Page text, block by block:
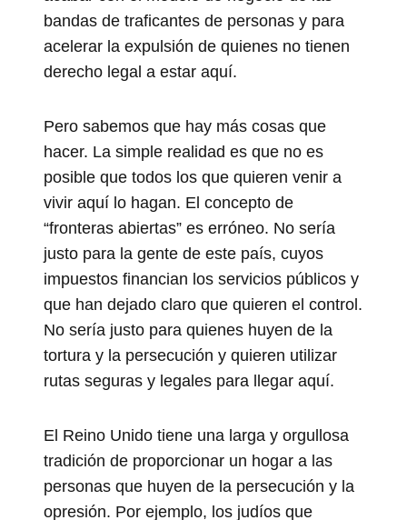
bandas de traficantes de personas y para
acelerar la expulsión de quienes no tienen
derecho legal a estar aquí.
Pero sabemos que hay más cosas que
hacer. La simple realidad es que no es
posible que todos los que quieren venir a
vivir aquí lo hagan. El concepto de
“fronteras abiertas” es erróneo. No sería
justo para la gente de este país, cuyos
impuestos financian los servicios públicos y
que han dejado claro que quieren el control.
No sería justo para quienes huyen de la
tortura y la persecución y quieren utilizar
rutas seguras y legales para llegar aquí.
El Reino Unido tiene una larga y orgullosa
tradición de proporcionar un hogar a las
personas que huyen de la persecución y la
opresión. Por ejemplo, los judíos que